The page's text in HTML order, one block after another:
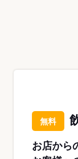
無料
お店から